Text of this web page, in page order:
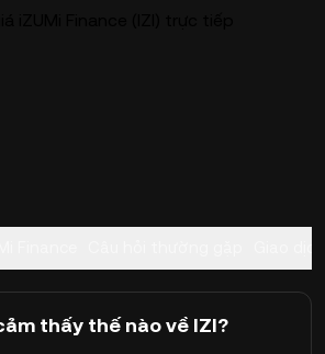
thấy thế nào về IZI?